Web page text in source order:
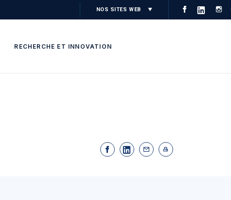
RECHERCHE ET INNOVATION
NOS SITES WEB